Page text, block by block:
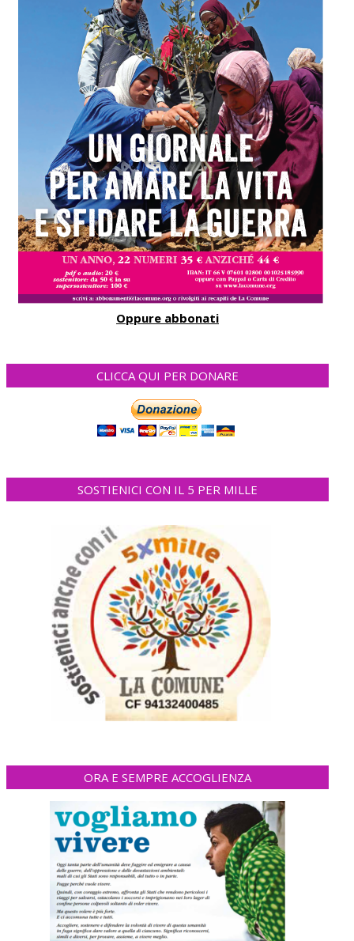
Oppure abbonati
CLICCA QUI PER DONARE
SOSTIENICI CON IL 5 PER MILLE
ORA E SEMPRE ACCOGLIENZA